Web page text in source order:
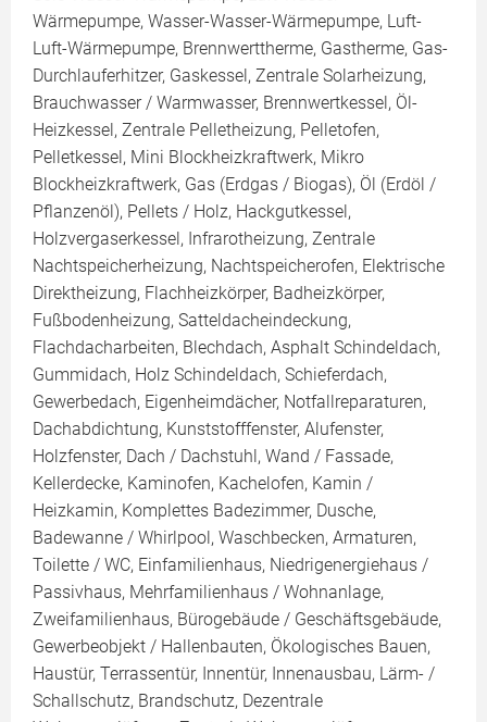
Wärmepumpe, Wasser-Wasser-Wärmepumpe, Luft-
Luft-Wärmepumpe, Brennwerttherme, Gastherme, Gas-
Durchlauferhitzer, Gaskessel, Zentrale Solarheizung,
Brauchwasser / Warmwasser, Brennwertkessel, Öl-
Heizkessel, Zentrale Pelletheizung, Pelletofen,
Pelletkessel, Mini Blockheizkraftwerk, Mikro
Blockheizkraftwerk, Gas (Erdgas / Biogas), Öl (Erdöl /
Pflanzenöl), Pellets / Holz, Hackgutkessel,
Holzvergaserkessel, Infrarotheizung, Zentrale
Nachtspeicherheizung, Nachtspeicherofen, Elektrische
Direktheizung, Flachheizkörper, Badheizkörper,
Fußbodenheizung, Satteldacheindeckung,
Flachdacharbeiten, Blechdach, Asphalt Schindeldach,
Gummidach, Holz Schindeldach, Schieferdach,
Gewerbedach, Eigenheimdächer, Notfallreparaturen,
Dachabdichtung, Kunststofffenster, Alufenster,
Holzfenster, Dach / Dachstuhl, Wand / Fassade,
Kellerdecke, Kaminofen, Kachelofen, Kamin /
Heizkamin, Komplettes Badezimmer, Dusche,
Badewanne / Whirlpool, Waschbecken, Armaturen,
Toilette / WC, Einfamilienhaus, Niedrigenergiehaus /
Passivhaus, Mehrfamilienhaus / Wohnanlage,
Zweifamilienhaus, Bürogebäude / Geschäftsgebäude,
Gewerbeobjekt / Hallenbauten, Ökologisches Bauen,
Haustür, Terrassentür, Innentür, Innenausbau, Lärm- /
Schallschutz, Brandschutz, Dezentrale